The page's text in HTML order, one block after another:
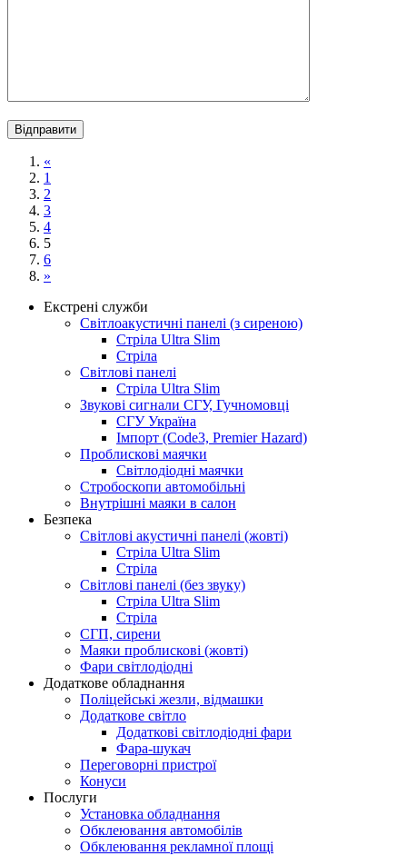
«
1
2
3
4
5
6
»
Екстрені служби
Світлоакустичні панелі (з сиреною)
Стріла Ultra Slim
Стріла
Світлові панелі
Стріла Ultra Slim
Звукові сигнали СГУ, Гучномовці
СГУ Україна
Імпорт (Code3, Premier Hazard)
Проблискові маячки
Світлодіодні маячки
Стробоскопи автомобільні
Внутрiшнi маяки в салон
Безпека
Світлові акустичні панелі (жовті)
Стріла Ultra Slim
Стріла
Світлові панелі (без звуку)
Стріла Ultra Slim
Стріла
СГП, сирени
Маяки проблискові (жовті)
Фари світлодіодні
Додаткове обладнання
Поліцейські жезли, відмашки
Додаткове світло
Додаткові світлодіодні фари
Фара-шукач
Переговорні пристрої
Конуси
Послуги
Установка обладнання
Обклеювання автомобілів
Обклеювання рекламної площі